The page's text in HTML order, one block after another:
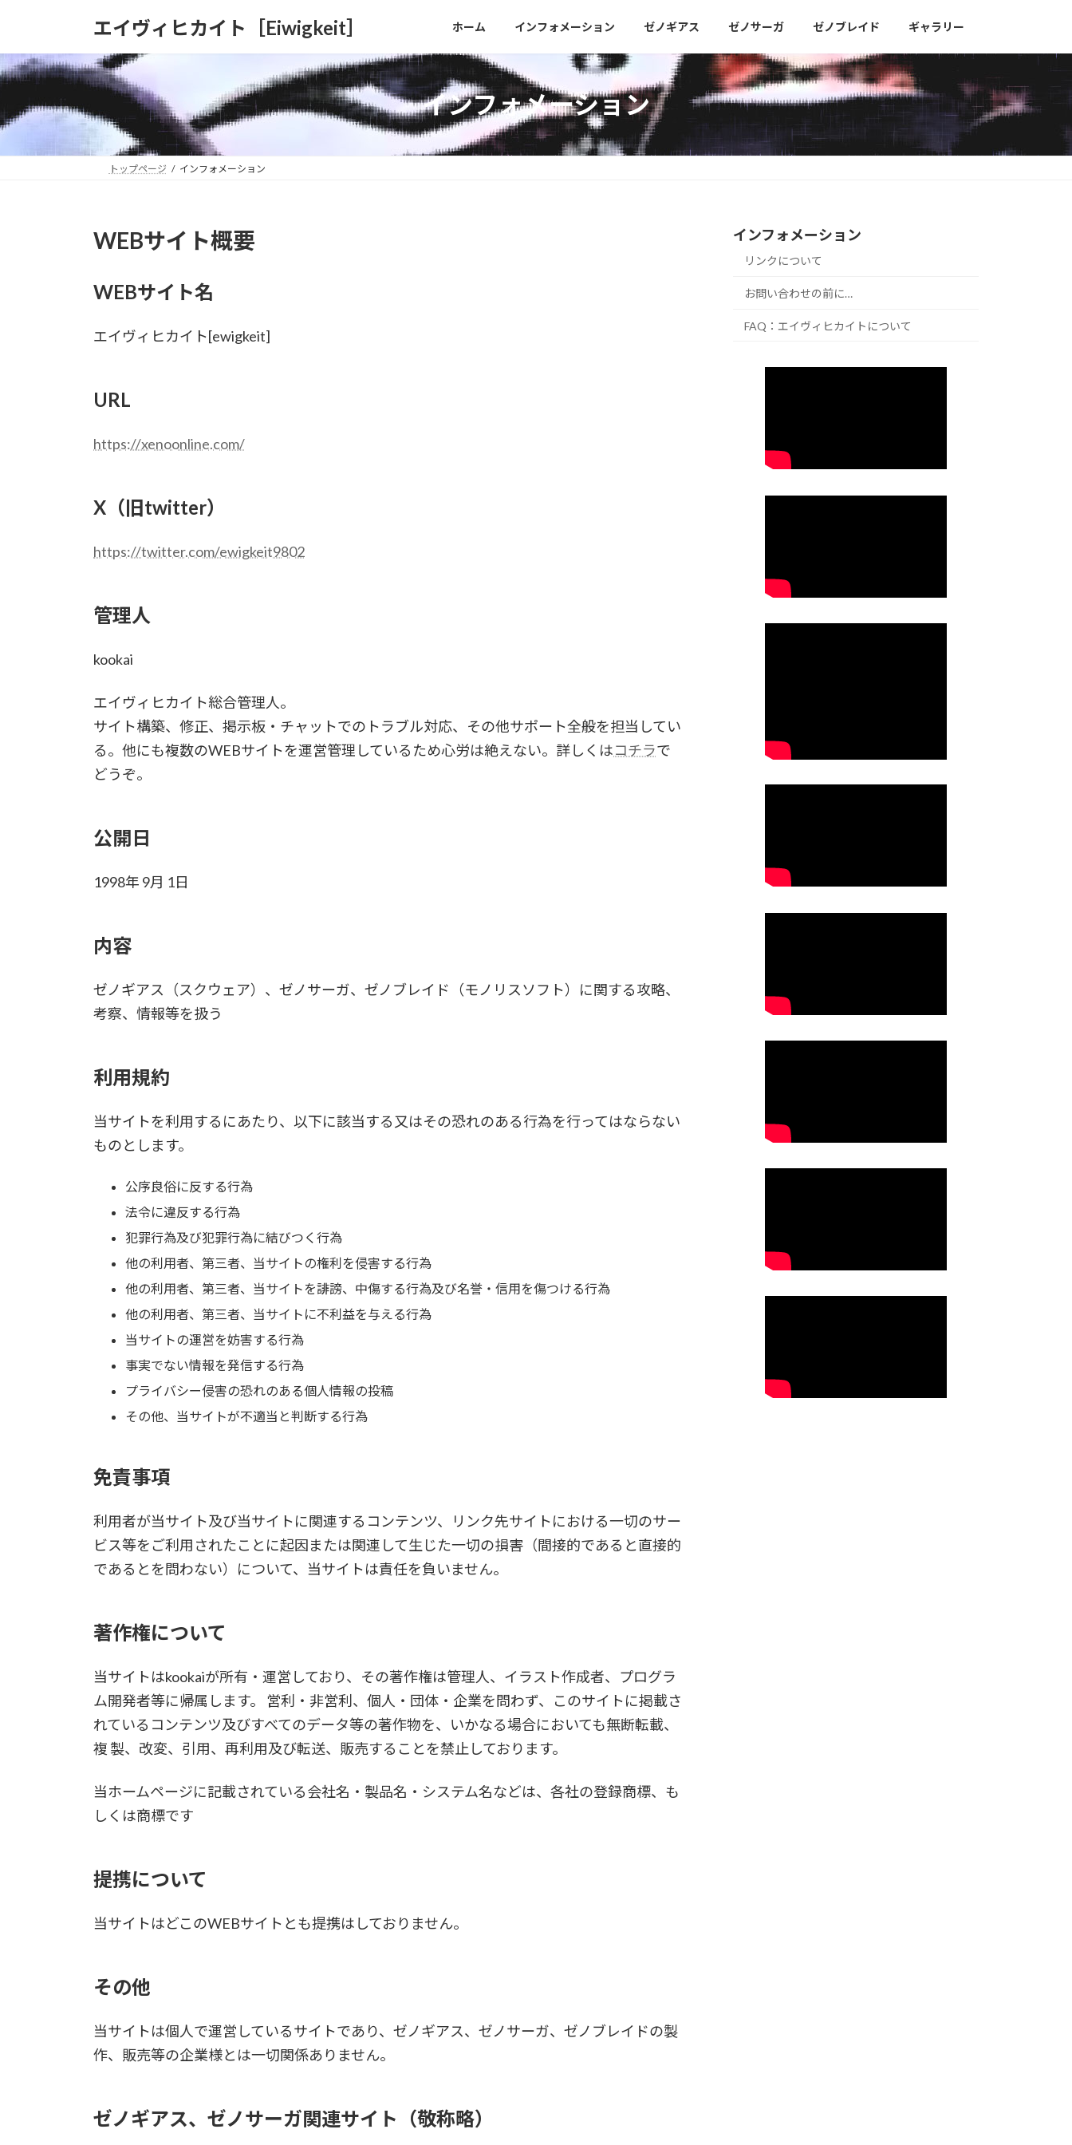
ン
ツ
ス
ー
シ
ン
エイヴィヒカイト［Eiwigkeit］ ホーム インフォメーション ゼノギアス ゼノサーガ ゼノブレイド ギャラリー
インフォメーション
トップページ インフォメーション
WEBサイト概要
WEBサイト名
エイヴィヒカイト[ewigkeit]
URL
https://xenoonline.com/
X（旧twitter）
https://twitter.com/ewigkeit9802
管理人
kookai
エイヴィヒカイト総合管理人。
サイト構築、修正、掲示板・チャットでのトラブル対応、その他サポート全般を担当してい
る。他にも複数のWEBサイトを運営管理しているため心労は絶えない。詳しくはコチラで
どうぞ。
公開日
1998年 9月 1日
内容
ゼノギアス（スクウェア）、ゼノサーガ、ゼノブレイド（モノリスソフト）に関する攻略、
考察、情報等を扱う
利用規約
当サイトを利用するにあたり、以下に該当する又はその恐れのある行為を行ってはならない
ものとします。
公序良俗に反する行為
法令に違反する行為
犯罪行為及び犯罪行為に結びつく行為
他の利用者、第三者、当サイトの権利を侵害する行為
他の利用者、第三者、当サイトを誹謗、中傷する行為及び名誉・信用を傷つける行為
他の利用者、第三者、当サイトに不利益を与える行為
当サイトの運営を妨害する行為
事実でない情報を発信する行為
プライバシー侵害の恐れのある個人情報の投稿
その他、当サイトが不適当と判断する行為
免責事項
利用者が当サイト及び当サイトに関連するコンテンツ、リンク先サイトにおける一切のサー
ビス等をご利用されたことに起因または関連して生じた一切の損害（間接的であると直接的
であるとを問わない）について、当サイトは責任を負いません。
著作権について
当サイトはkookaiが所有・運営しており、その著作権は管理人、イラスト作成者、プログラ
ム開発者等に帰属します。 営利・非営利、個人・団体・企業を問わず、このサイトに掲載さ
れているコンテンツ及びすべてのデータ等の著作物を、いかなる場合においても無断転載、
複 製、改変、引用、再利用及び転送、販売することを禁止しております。
当ホームページに記載されている会社名・製品名・システム名などは、各社の登録商標、も
しくは商標です
提携について
当サイトはどこのWEBサイトとも提携はしておりません。
その他
当サイトは個人で運営しているサイトであり、ゼノギアス、ゼノサーガ、ゼノブレイドの製
作、販売等の企業様とは一切関係ありません。
ゼノギアス、ゼノサーガ関連サイト（敬称略）
インフォメーション
リンクについて
お問い合わせの前に…
FAQ：エイヴィヒカイトについて